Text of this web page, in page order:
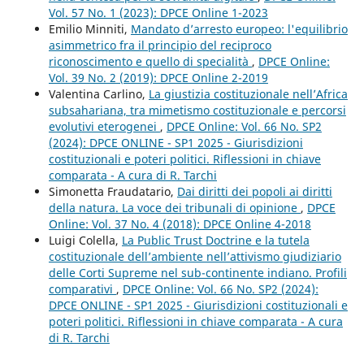
Vol. 57 No. 1 (2023): DPCE Online 1-2023
Emilio Minniti, Mandato d’arresto europeo: l'equilibrio
asimmetrico fra il principio del reciproco
riconoscimento e quello di specialità , DPCE Online:
Vol. 39 No. 2 (2019): DPCE Online 2-2019
Valentina Carlino, La giustizia costituzionale nell’Africa
subsahariana, tra mimetismo costituzionale e percorsi
evolutivi eterogenei , DPCE Online: Vol. 66 No. SP2
(2024): DPCE ONLINE - SP1 2025 - Giurisdizioni
costituzionali e poteri politici. Riflessioni in chiave
comparata - A cura di R. Tarchi
Simonetta Fraudatario, Dai diritti dei popoli ai diritti
della natura. La voce dei tribunali di opinione , DPCE
Online: Vol. 37 No. 4 (2018): DPCE Online 4-2018
Luigi Colella, La Public Trust Doctrine e la tutela
costituzionale dell’ambiente nell’attivismo giudiziario
delle Corti Supreme nel sub-continente indiano. Profili
comparativi , DPCE Online: Vol. 66 No. SP2 (2024):
DPCE ONLINE - SP1 2025 - Giurisdizioni costituzionali e
poteri politici. Riflessioni in chiave comparata - A cura
di R. Tarchi